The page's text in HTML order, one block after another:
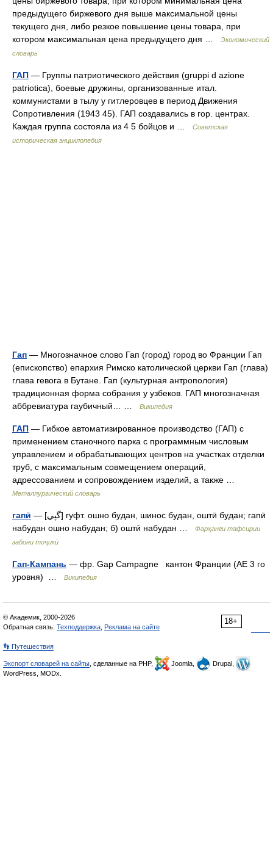
предыдущего биржевого дня выше максимальной цены
текущего дня, либо резкое повышение цены товара, при
котором максимальная цена предыдущего дня …
Экономический
словарь
ГАП — Группы патриотического действия (gruppi d azione
patriotica), боевые дружины, организованные итал.
коммунистами в тылу у гитлеровцев в период Движения
Сопротивления (1943 45). ГАП создавались в гор. центрах.
Каждая группа состояла из 4 5 бойцов и …
Советская
историческая энциклопедия
Гап — Многозначное слово Гап (город) город во Франции Гап
(епископство) епархия Римско католической церкви Гап (глава)
глава гевога в Бутане. Гап (культурная антропология)
традиционная форма собрания у узбеков. ГАП многозначная
аббревиатура гаубичный… …
Википедия
ГАП — Гибкое автоматизированное производство (ГАП) с
применением станочного парка с программным числовым
управлением и обрабатывающих центров на участках отделки
труб, с максимальным совмещением операций,
адрессованием и сопровождением изделий, а также …
Металлургический словарь
гапӣ — [گپي] гуфт. ошно будан, шинос будан, оштӣ будан; гапӣ
набудан ошно набудан; б) оштӣ набудан …
Фарҳанги тафсирии
забони тоҷикӣ
Гап-Кампань — фр. Gap Campagne кантон Франции (АЕ 3 го
уровня) …
Википедия
18+
© Академик, 2000-2026
Обратная связь: Техподдержка Реклама на сайте
👣 Путешествия
Экспорт словарей на сайты , сделанные на PHP, Joomla,
Drupal,
WordPress, MODx.